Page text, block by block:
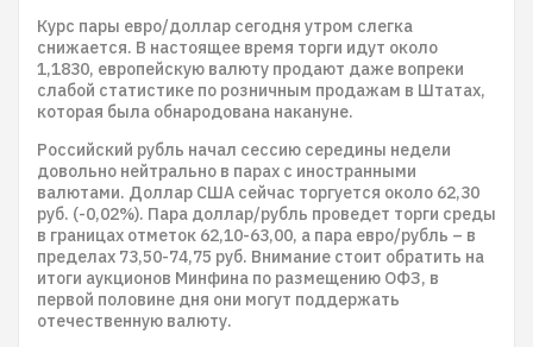
Курс пары евро/доллар сегодня утром слегка
снижается. В настоящее время торги идут около
1,1830, европейскую валюту продают даже вопреки
слабой статистике по розничным продажам в Штатах,
которая была обнародована накануне.
Российский рубль начал сессию середины недели
довольно нейтрально в парах с иностранными
валютами. Доллар США сейчас торгуется около 62,30
руб. (-0,02%). Пара доллар/рубль проведет торги среды
в границах отметок 62,10-63,00, а пара евро/рубль – в
пределах 73,50-74,75 руб. Внимание стоит обратить на
итоги аукционов Минфина по размещению ОФЗ, в
первой половине дня они могут поддержать
отечественную валюту.